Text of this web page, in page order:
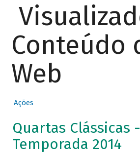
Conteúdo
Web
Ações
Quartas Clássicas -
Temporada 2014